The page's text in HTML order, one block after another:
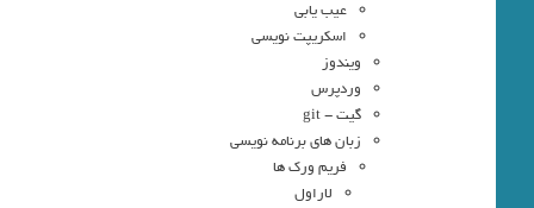
عیب یابی
اسکریپت نویسی
ویندوز
وردپرس
گیت - git
زبان های برنامه نویسی
فریم ورک ها
لاراول